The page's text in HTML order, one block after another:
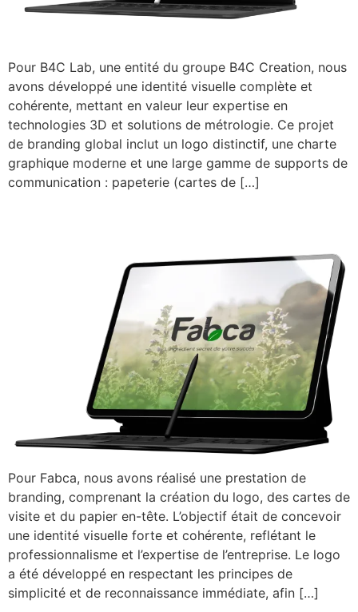
Pour B4C Lab, une entité du groupe B4C Creation, nous
avons développé une identité visuelle complète et
cohérente, mettant en valeur leur expertise en
technologies 3D et solutions de métrologie. Ce projet
de branding global inclut un logo distinctif, une charte
graphique moderne et une large gamme de supports de
communication : papeterie (cartes de […]
Pour Fabca, nous avons réalisé une prestation de
branding, comprenant la création du logo, des cartes de
visite et du papier en-tête. L’objectif était de concevoir
une identité visuelle forte et cohérente, reflétant le
professionnalisme et l’expertise de l’entreprise. Le logo
a été développé en respectant les principes de
simplicité et de reconnaissance immédiate, afin […]